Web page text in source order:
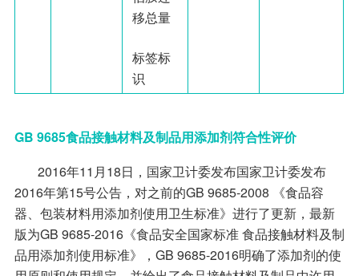
移总量
标签标
识
GB 9685食品接触材料及制品用添加剂符合性评价
2016年11月18日，国家卫计委发布国家卫计委发布
2016年第15号公告，对之前的GB 9685-2008 《食品容
器、包装材料用添加剂使用卫生标准》进行了更新，最新
版为GB 9685-2016《食品安全国家标准 食品接触材料及制
品用添加剂使用标准》，GB 9685-2016明确了添加剂的使